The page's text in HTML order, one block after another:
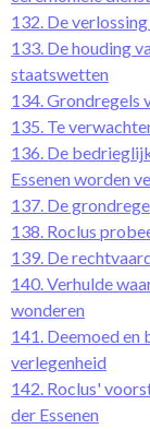
132. De
133. De houding
staatswetten
134. Grondregels
135. Te
136. De
Essenen worden
137. De
138. Roclus
139. De
140. Verhulde
wonderen
141. Deemoed en
verlegenheid
142. Roclus'
der Essenen